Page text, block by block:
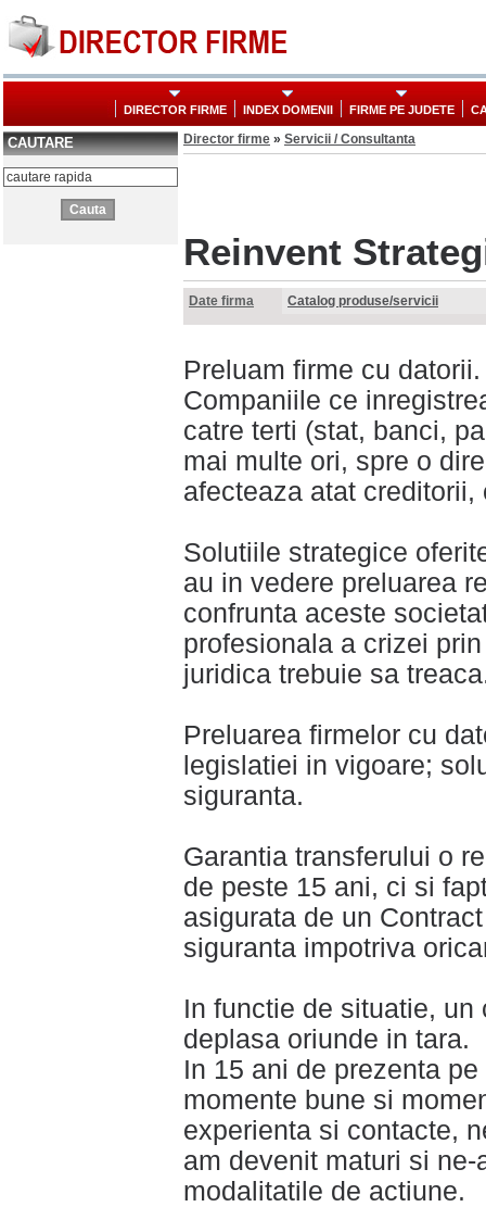
DIRECTOR FIRME INDEX DOMENII FIRME PE JUDETE
CAUTARE Director firme » Servicii / Consultanta
Reinvent
Date firma Catalog produse/servicii
Preluam firme cu datorii.
Companiile ce
catre terti (stat, banci,
mai multe ori, spre o
afecteaza atat creditorii,
Solutiile strategice
au in vedere preluarea
confrunta aceste
profesionala a crizei
juridica trebuie sa
Preluarea firmelor cu
legislatiei in vigoare;
siguranta.
Garantia transferului o
de peste 15 ani, ci si
asigurata de un
siguranta impotriva
In functie de situatie,
deplasa oriunde in tara.
In 15 ani de prezenta
momente bune si
experienta si contacte,
am devenit maturi si
modalitatile de actiune.